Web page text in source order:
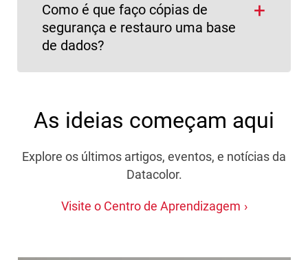
Como é que faço cópias de
segurança e restauro uma base
de dados?
As ideias começam aqui
Explore os últimos artigos, eventos, e notícias da
Datacolor.
Visite o Centro de Aprendizagem